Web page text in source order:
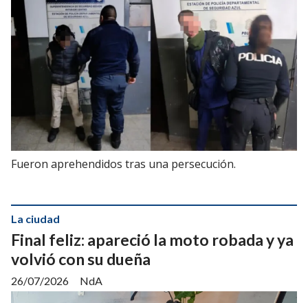
Fueron aprehendidos tras una persecución.
Final feliz: apareció la moto robada y ya
volvió con su dueña
NdA
La ciudad
26/07/2026